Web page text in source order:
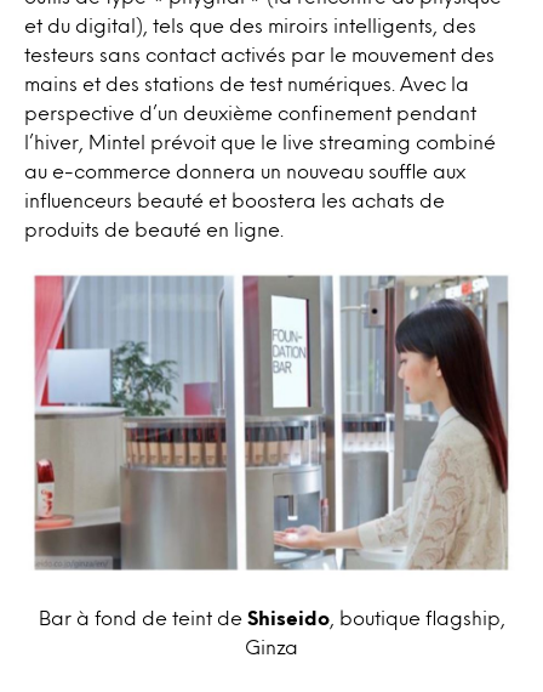
et du digital), tels que des miroirs intelligents, des
testeurs sans contact activés par le mouvement des
mains et des stations de test numériques. Avec la
perspective d’un deuxième confinement pendant
l’hiver, Mintel prévoit que le live streaming combiné
au e-commerce donnera un nouveau souffle aux
influenceurs beauté et boostera les achats de
produits de beauté en ligne.
Bar à fond de teint de Shiseido, boutique flagship,
Ginza